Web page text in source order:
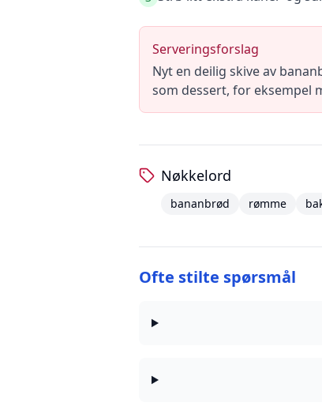
Serveringsforslag
Nyt en deilig skive av
som dessert, for eksempel
Nøkkelord
bananbrød rømme
Ofte stilte spørsmål